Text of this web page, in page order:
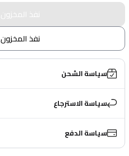
نفذ المخزون
نفذ المخزون
سياسة الشحن
سياسة الاسترجاع
سياسة الدفع